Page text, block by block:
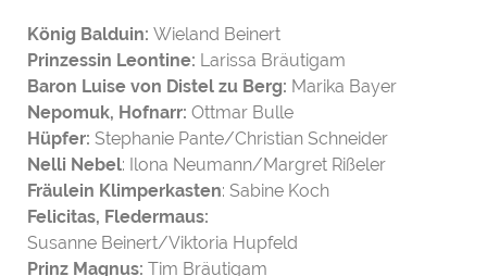
König Balduin: Wieland Beinert
Prinzessin Leontine: Larissa Bräutigam
Baron Luise von Distel zu Berg: Marika Bayer
Nepomuk, Hofnarr: Ottmar Bulle
Hüpfer: Stephanie Pante/Christian Schneider
Nelli Nebel: Ilona Neumann/Margret Rißeler
Fräulein Klimperkasten: Sabine Koch
Felicitas, Fledermaus:
Susanne Beinert/Viktoria Hupfeld
Prinz Magnus: Tim Bräutigam